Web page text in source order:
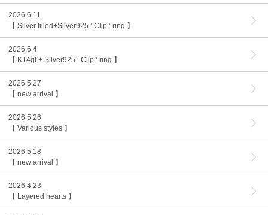
2026.6.11
【 Silver filled+Silver925 ’ Clip ’ ring 】
2026.6.4
【 K14gf + Silver925 ’ Clip ’ ring 】
2026.5.27
【 new arrival 】
2026.5.26
【 Various styles 】
2026.5.18
【 new arrival 】
2026.4.23
【 Layered hearts 】